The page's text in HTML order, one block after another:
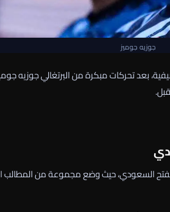
جوزيه جوميز
بعد تحركات مبكرة من البرتغالي جوزيه
السعودي، حيث وضع مجموعة من المطالب